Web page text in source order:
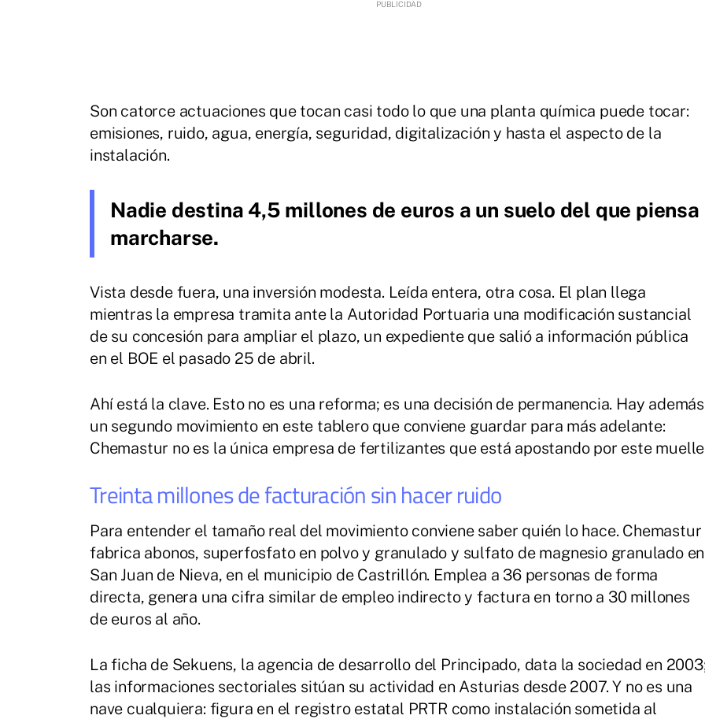
Son catorce actuaciones que tocan casi todo lo que una planta química puede tocar:
emisiones, ruido, agua, energía, seguridad, digitalización y hasta el aspecto de la
instalación.
Nadie destina 4,5 millones de euros a un suelo del que piensa
marcharse.
Vista desde fuera, una inversión modesta. Leída entera, otra cosa. El plan llega
mientras la empresa tramita ante la Autoridad Portuaria una modificación sustancial
de su concesión para ampliar el plazo, un expediente que salió a información pública
en el BOE el pasado 25 de abril.
Ahí está la clave. Esto no es una reforma; es una decisión de permanencia. Hay además
un segundo movimiento en este tablero que conviene guardar para más adelante:
Chemastur no es la única empresa de fertilizantes que está apostando por este
Treinta millones de facturación sin hacer ruido
Para entender el tamaño real del movimiento conviene saber quién lo hace. Chemastur
fabrica abonos, superfosfato en polvo y granulado y sulfato de magnesio granulado en
San Juan de Nieva, en el municipio de Castrillón. Emplea a 36 personas de forma
directa, genera una cifra similar de empleo indirecto y factura en torno a 30 millones
de euros al año.
La ficha de Sekuens, la agencia de desarrollo del Principado, data la sociedad en
las informaciones sectoriales sitúan su actividad en Asturias desde 2007. Y no es una
nave cualquiera: figura en el registro estatal PRTR como instalación sometida al